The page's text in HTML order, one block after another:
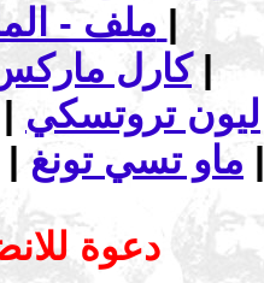
|
كارل|
ليون تروتسكي |
ماو تسي تونغ |
|
دعوة